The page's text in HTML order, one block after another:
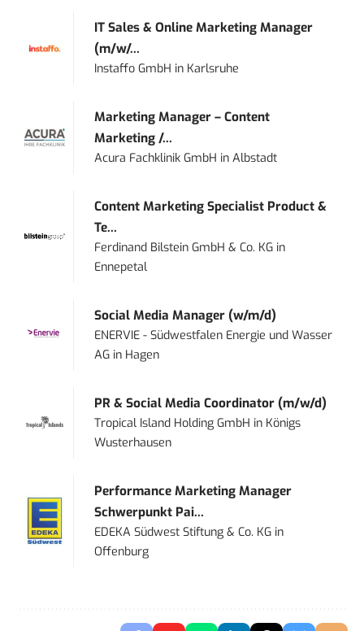
IT Sales & Online Marketing Manager
(m/w/...
Instaffo GmbH in Karlsruhe
Marketing Manager – Content
Marketing /...
Acura Fachklinik GmbH inAlbstadt
Content Marketing Specialist Product &
Te...
Ferdinand Bilstein GmbH & Co. KG in
Ennepetal
Social Media Manager (w/m/d)
ENERVIE - Südwestfalen Energie und Wasser
AG in Hagen
PR & Social Media Coordinator (m/w/d)
Tropical Island Holding GmbH in Königs
Wusterhausen
Performance Marketing Manager
Schwerpunkt Pai...
EDEKA Südwest Stiftung & Co. KG in
Offenburg